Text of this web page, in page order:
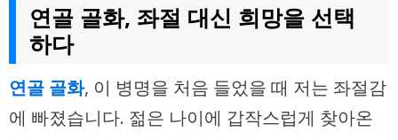
연골 골화, 좌절 대신 희망을 선택
하다
연골 골화, 이 병명을 처음 들었을 때 저는 좌절감
에 빠졌습니다. 젊은 나이에 갑작스럽게 찾아온